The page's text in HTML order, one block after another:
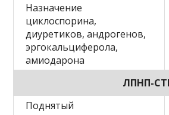
Назначение
циклоспорина,
диуретиков, андрогенов,
эргокальциферола,
амиодарона
ЛПНП-
Поднятый